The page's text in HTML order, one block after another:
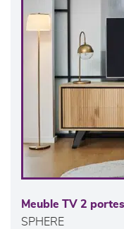
Meuble TV 2
SPHERE